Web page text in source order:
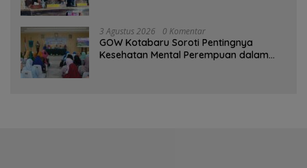
3 Agustus 2026 0 Komentar
GOW Kotabaru Soroti Pentingnya
Kesehatan Mental Perempuan dalam